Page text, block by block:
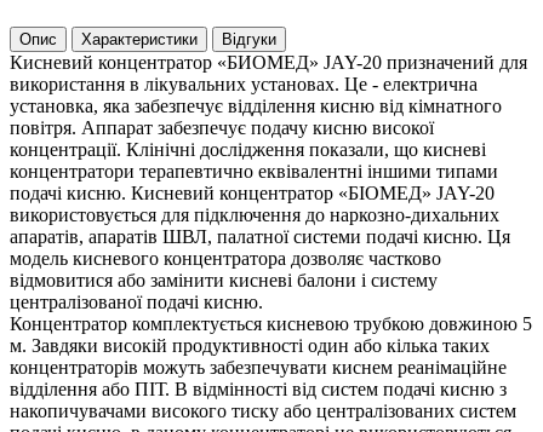
Опис Характеристики Відгуки
Кисневий концентратор «БИОМЕД» JAY-20 призначений для
використання в лікувальних установах. Це - електрична
установка, яка забезпечує відділення кисню від кімнатного
повітря. Аппарат забезпечує подачу кисню високої
концентрації. Клінічні дослідження показали, що кисневі
концентратори терапевтично еквівалентні іншими типами
подачі кисню. Кисневий концентратор «БІОМЕД» JAY-20
використовується для підключення до наркозно-дихальних
апаратів, апаратів ШВЛ, палатної системи подачі кисню. Ця
модель кисневого концентратора дозволяє частково
відмовитися або замінити кисневі балони і систему
централізованої подачі кисню.
Концентратор комплектується кисневою трубкою довжиною 5
м. Завдяки високій продуктивності один або кілька таких
концентраторів можуть забезпечувати киснем реанімаційне
відділення або ПІТ. В відмінності від систем подачі кисню з
накопичувачами високого тиску або централізованих систем